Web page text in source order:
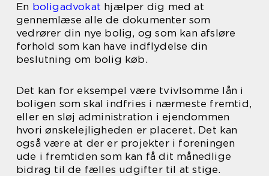
En boligadvokat hjælper dig med at
gennemlæse alle de dokumenter som
vedrører din nye bolig, og som kan afsløre
forhold som kan have indflydelse din
beslutning om bolig køb.
Det kan for eksempel være tvivlsomme lån i
boligen som skal indfries i nærmeste fremtid,
eller en sløj administration i ejendommen
hvori ønskelejligheden er placeret. Det kan
også være at der er projekter i foreningen
ude i fremtiden som kan få dit månedlige
bidrag til de fælles udgifter til at stige.